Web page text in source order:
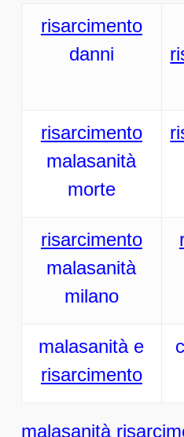
risarcimento
danni
risarcimento
malasanità
morte
risarcimento
malasanità
milano
malasanità e
risarcimento
malasanità